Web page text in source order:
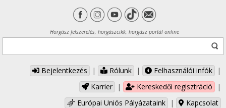
Horgász felszerelés, horgászcikk, horgász portál online
Bejelentkezés | Rólunk | Felhasználói infók
|
Karrier
| Kereskedői regisztráció
|
Európai Uniós Pályázataink
| Kapcsolat